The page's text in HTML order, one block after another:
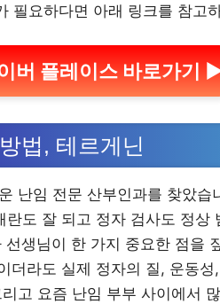
필요하다면 아래 링크를 참고
버 플레이스 바로가기
법, 테르게닌
난임 전문 산부인과를 찾았습
도 잘 되고 정자 검사도 정상
생님이 한 가지 중요한 점을
더라도 실제 정자의 질, 운동성
고 요즘 난임 부부 사이에서